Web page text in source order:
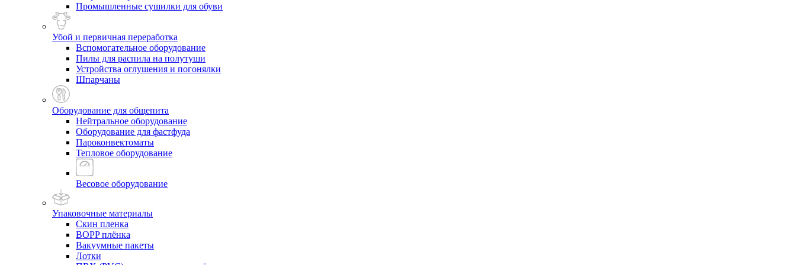
Промышленные сушилки для обуви
Убой и первичная переработка
Вспомогательное оборудование
Пилы для распила на полутуши
Устройства оглушения и погонялки
Шпарчаны
Оборудование для общепита
Нейтральное оборудование
Оборудование для фастфуда
Пароконвектоматы
Тепловое оборудование
Весовое оборудование
Упаковочные материалы
Скин пленка
BOPP плёнка
Вакуумные пакеты
Лотки